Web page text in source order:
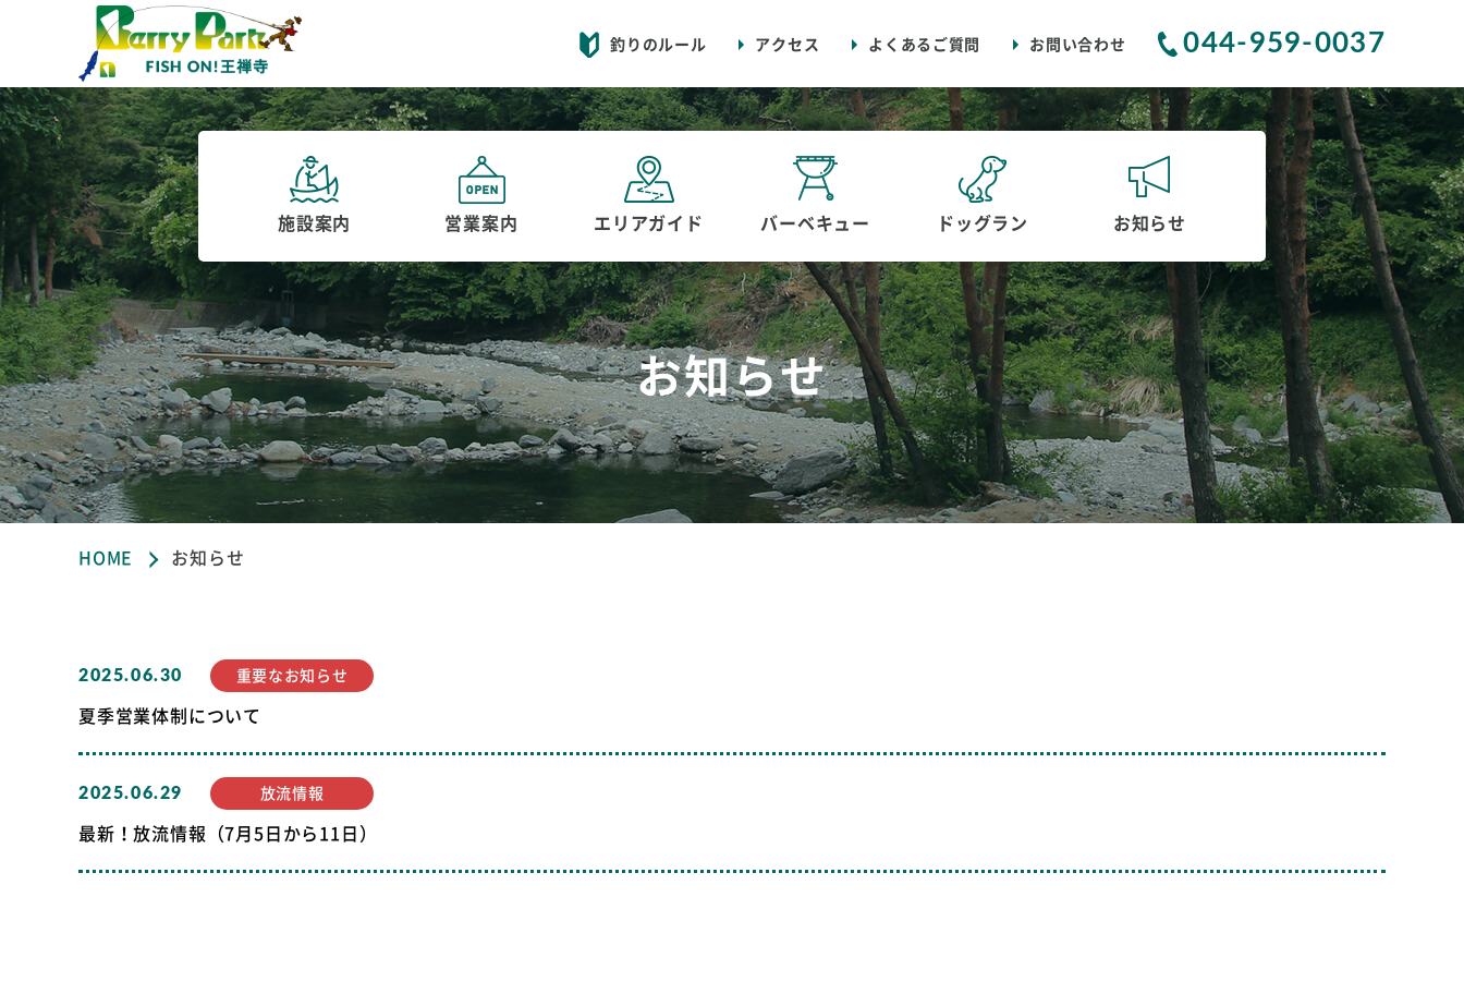
釣りのルール アクセス よくあるご質問 お問い合わせ 044-959-0037
施設案内 営業案内 エリアガイド バーベキュー ドッグラン お知らせ
お知らせ
HOME お知らせ
2025.06.30 重要なお知らせ
夏季営業体制について
2025.06.29 放流情報
最新！放流情報（7月5日から11日）